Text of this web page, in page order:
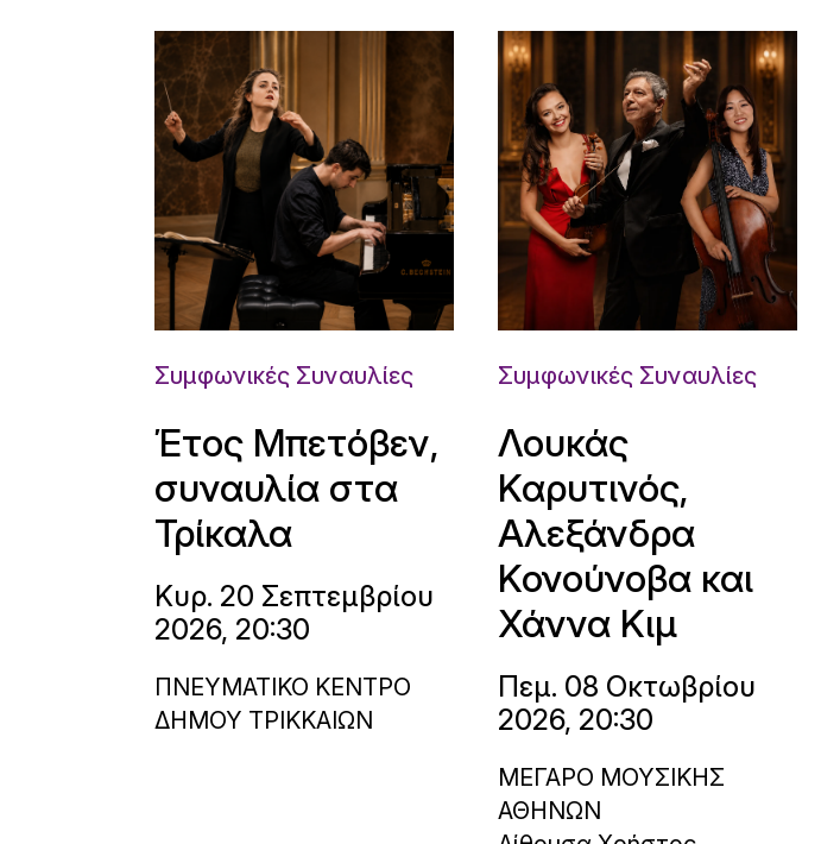
Συμφωνικές Συναυλίες
Έτος Μπετόβεν,
συναυλία στα
Τρίκαλα
Κυρ. 20 Σεπτεμβρίου
2026, 20:30
ΠΝΕΥΜΑΤΙΚΟ ΚΕΝΤΡΟ
ΔΗΜΟΥ ΤΡΙΚΚΑΙΩΝ
Συμφωνικές Συναυλίες
Λουκάς
Καρυτινός,
Αλεξάνδρα
Κονούνοβα και
Χάννα Κιμ
Πεμ. 08 Οκτωβρίου
2026, 20:30
ΜΕΓΑΡΟ ΜΟΥΣΙΚΗΣ
ΑΘΗΝΩΝ